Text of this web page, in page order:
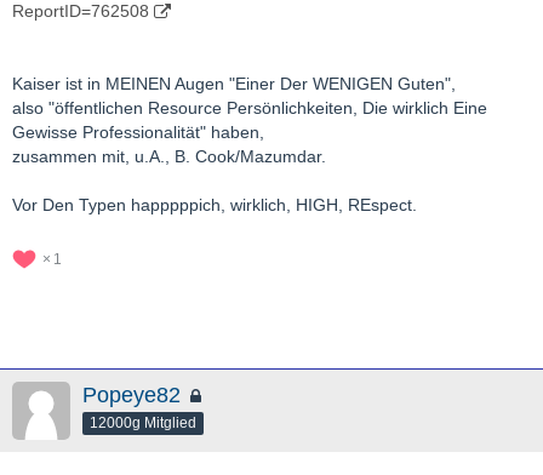
ReportID=762508
Kaiser ist in MEINEN Augen "Einer Der WENIGEN Guten",
also "öffentlichen Resource Persönlichkeiten, Die wirklich Eine
Gewisse Professionalität" haben,
zusammen mit, u.A., B. Cook/Mazumdar.
Vor Den Typen happpppich, wirklich, HIGH, REspect.
1
Popeye82
12000g Mitglied